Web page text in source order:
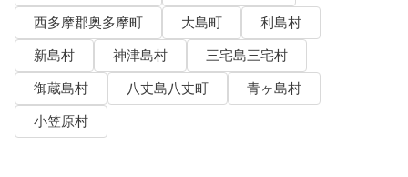
西多摩郡奥多摩町
大島町
利島村
新島村
神津島村
三宅島三宅村
御蔵島村
八丈島八丈町
青ヶ島村
小笠原村